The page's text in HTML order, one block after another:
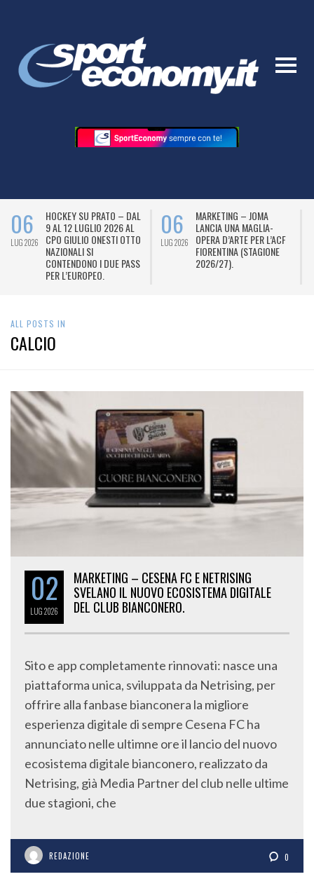
06
LUG 2026
HOCKEY SU PRATO – DAL
9 AL 12 LUGLIO 2026 AL
CPO GIULIO ONESTI OTTO
NAZIONALI SI
CONTENDONO I DUE PASS
PER L’EUROPEO.
06
LUG 2026
MARKETING – JOMA
LANCIA UNA MAGLIA-
OPERA D’ARTE PER L’ACF
FIORENTINA (STAGIONE
2026/27).
ALL POSTS IN
CALCIO
02
LUG2026
MARKETING – CESENA FC E NETRISING
SVELANO IL NUOVO ECOSISTEMA DIGITALE
DEL CLUB BIANCONERO.
Sito e app completamente rinnovati: nasce una
piattaforma unica, sviluppata da Netrising, per
offrire alla fanbase bianconera la migliore
esperienza digitale di sempre Cesena FC ha
annunciato nelle ultimne ore il lancio del nuovo
ecosistema digitale bianconero, realizzato da
Netrising, già Media Partner del club nelle ultime
due stagioni, che
REDAZIONE 0